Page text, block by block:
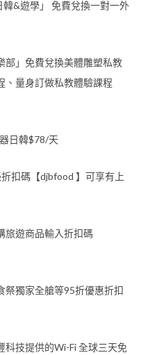
韓&遊學」 免費兌換一對一外
部」免費兌換美體雕塑私教
、量身訂做私教體驗課程
日韓$78/天
扣碼【djbfood 】可享有上
旅遊商品輸入折扣碼
祭獨家全艙等95折優惠折扣
科技提供的Wi-Fi 全球三天免